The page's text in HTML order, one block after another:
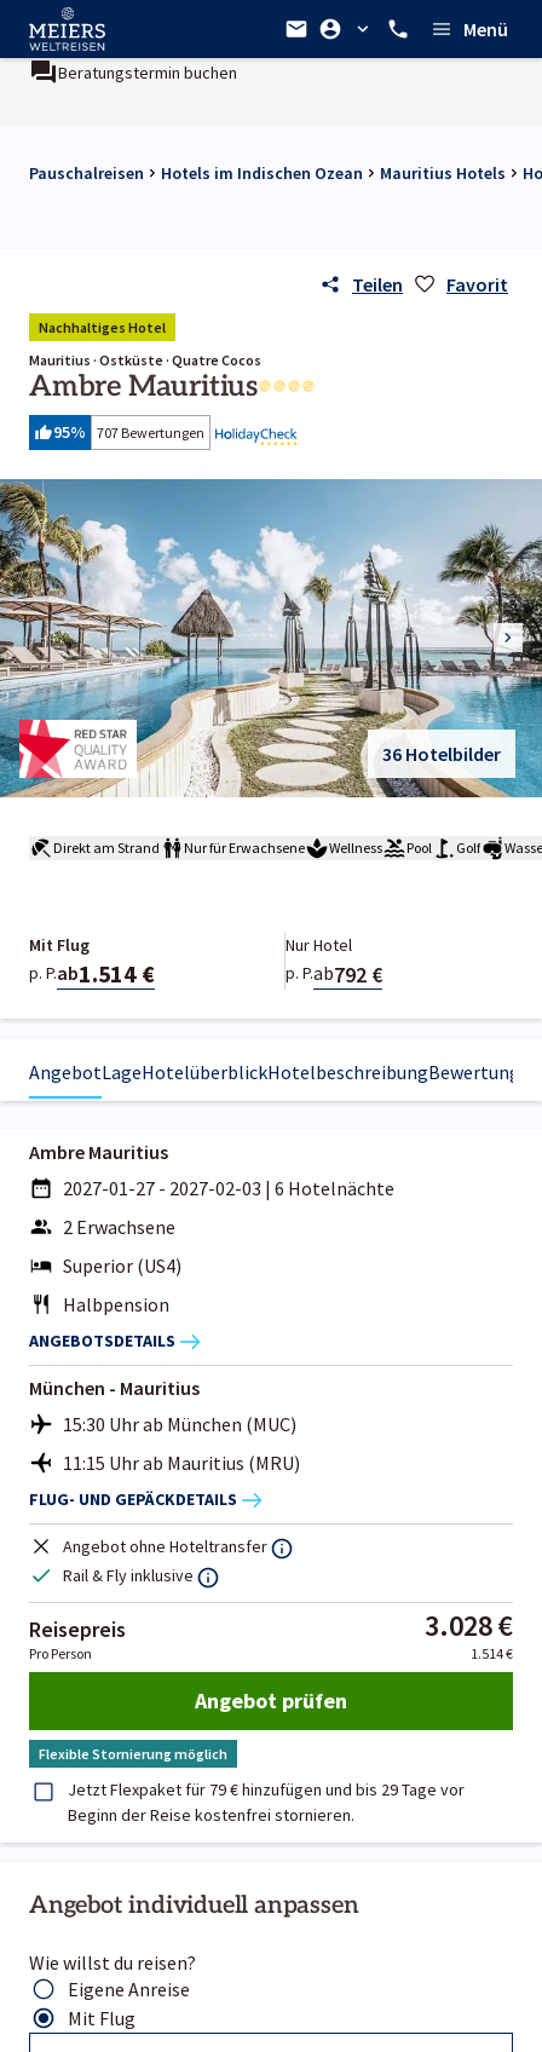
Menü
Beratungstermin buchen
Pauschalreisen Hotels im Indischen Ozean Mauritius Hotels
Teilen Favorit
Nachhaltiges Hotel
Mauritius · Ostküste · Quatre Cocos
Ambre Mauritius
95% 707 Bewertungen
36 Hotelbilder
Direkt am Strand Nur für Erwachsene Wellness Pool Golf
Mit Flug
p. P.ab1.514 €
Nur Hotel
p. P.ab792 €
AngebotLageHotelüberblickHotelbeschreibungBewertungen
Angebot individuell anpassen
Wie willst du reisen?
Eigene Anreise
Mit Flug
Ambre Mauritius
2027-01-27 - 2027-02-03 | 6 Hotelnächte
2 Erwachsene
Superior (US4)
Halbpension
ANGEBOTSDETAILS
München - Mauritius
15:30 Uhr ab München (MUC)
11:15 Uhr ab Mauritius (MRU)
FLUG- UND GEPÄCKDETAILS
Angebot ohne Hoteltransfer
Rail & Fly inklusive
Reisepreis 3.028 €
Pro Person 1.514 €
Angebot prüfen
Flexible Stornierung möglich
Jetzt Flexpaket für 79 € hinzufügen und bis 29 Tage vor
Beginn der Reise kostenfrei stornieren.